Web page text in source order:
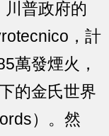
普政府的
，計
萬發煙火，
的金氏世界
）。然